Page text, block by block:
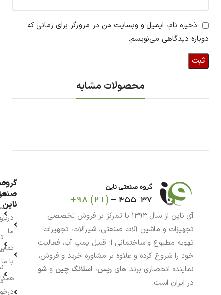
ذخیره نام، ایمیل و وبسایت من در مرورگر برای زمانی که
دوباره دیدگاهی می‌نویسم.
محصولات مشابه
آی ناین از سال ۱۳۹۳ با تمرکز بر فروش تخصصی
تجهیزات و ماشین آلات صنعتی، شیرآلات، تجهیزات
تهویه مطبوع و ساختمانی از قبیل پمپ آب، فعالیت
خود را شروع کرده و علاوه بر مشاوره خرید و فروش،
نماینده انحصاری برند های رپس، اسلانگ چین و شوا
در ایران است.
گروه
ناین
ما
با ما